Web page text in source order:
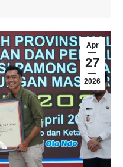
Apr
27
2026